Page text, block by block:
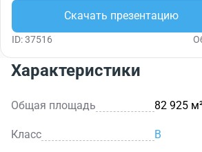
Скачать презентацию
ID: 37516
Характеристики
Общая площадь 82 925
Класс B